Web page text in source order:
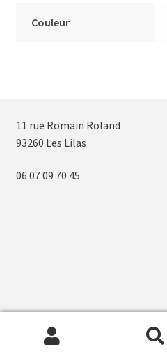
Couleur
11 rue Romain Roland
93260 Les Lilas
06 07 09 70 45
Recherche
Recherche